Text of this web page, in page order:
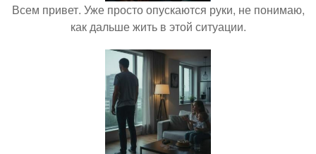
Всем привет. Уже просто опускаются руки, не понимаю,
как дальше жить в этой ситуации.